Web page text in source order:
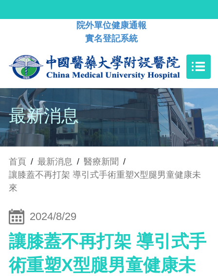
院外單位健康通報
實名登記系統
最新消息
首頁 / 最新消息 / 醫療新聞 /
讓膝蓋不再打架 導引式手術重塑X型腿男童健康未
來
2024/8/29
讓膝蓋不再打架 導引式手
術重塑X型腿男童健康未